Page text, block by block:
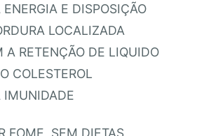
E DISPOSIÇÃO
LOCALIZADA
A RETENÇÃO DE LIQUIDO
COLESTEROL
IMUNIDADE
FOME, SEM DIETAS